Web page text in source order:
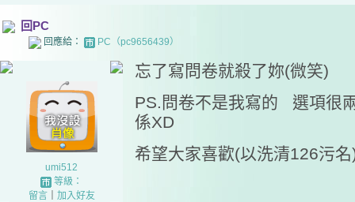
回PC
回應給： PC（pc9656439）
umi512
等級：
留言｜ 加入好友
忘了寫問卷就殺了妳(微笑)
PS.問卷不是我寫的 選項很
係XD
希望大家喜歡(以洗清126污